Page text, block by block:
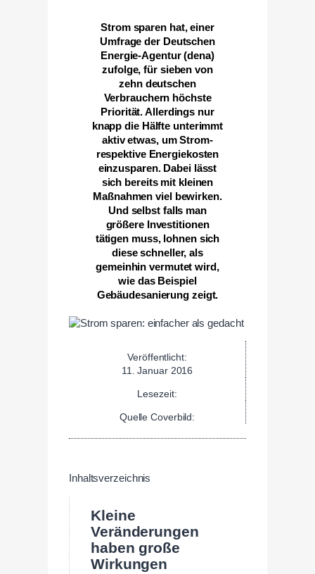
Strom sparen hat, einer
Umfrage der Deutschen
Energie-Agentur (dena)
zufolge, für sieben von
zehn deutschen
Verbrauchern höchste
Priorität. Allerdings nur
knapp die Hälfte unterimmt
aktiv etwas, um Strom-
respektive Energiekosten
einzusparen. Dabei lässt
sich bereits mit kleinen
Maßnahmen viel bewirken.
Und selbst falls man
größere Investitionen
tätigen muss, lohnen sich
diese schneller, als
gemeinhin vermutet wird,
wie das Beispiel
Gebäudesanierung zeigt.
Veröffentlicht:
11. Januar 2016
Lesezeit:
Quelle Coverbild:
Inhaltsverzeichnis
Kleine
Veränderungen
haben große
Wirkungen